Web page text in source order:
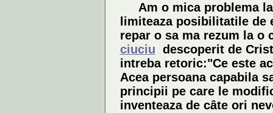
Am o mica problema
limiteaza posibilitatile de
repar o sa ma rezum la
ciuciu descoperit de
intreba retoric:"Ce este
Acea persoana capabila
principii pe care le
inventeaza de câte ori